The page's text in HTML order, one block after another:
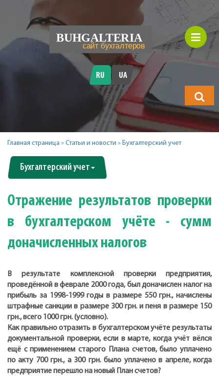
будете
искать?
RU UA
Главная страница » Статьи и новости » Бухгалтерский учет
Бухгалтерский учет
Отражение результатов проверки
в бухгалтерском учёте - сумм
доначисленных налогов
В результате комплексной проверки предприятия,
проведённой в феврале 2000 года, был доначислен налог на
прибыль за 1998-1999 годы в размере 550 грн., начислены
штрафные санкции в размере 300 грн. и пеня в размере 150
грн., всего 1000 грн. (условно).
Как правильно отразить в бухгалтерском учёте результаты
документальной проверки, если в марте, когда учёт вёлся
ещё с применением старого Плана счетов, было уплачено
по акту 700 грн., а 300 грн. было уплачено в апреле, когда
предприятие перешло на новый План счетов?